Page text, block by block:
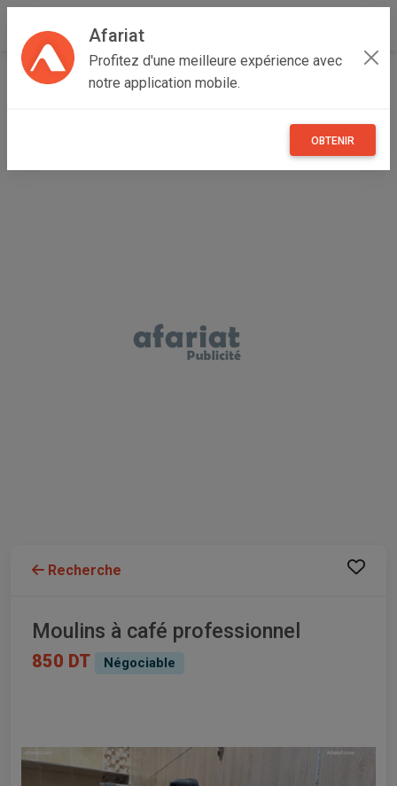
Afariat
Profitez d'une meilleure expérience avec
notre application mobile.
OBTENIR
Accueil Emploi, affaires et services
Recherche
Moulins à café professionnel
850 DT Négociable